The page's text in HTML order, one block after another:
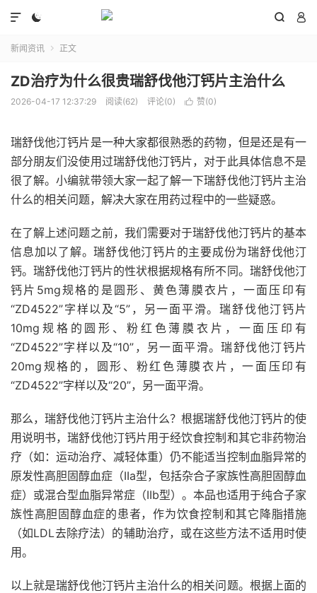
  

新闻资讯  正文
ZD治疗为什么很贵瑞舒伐他汀钙片主治什么
2026-04-17 12:37:29 阅读(62) 评论(0)  赞(0)
瑞舒伐他汀钙片是一种大家都很熟悉的药物，但是还是有一
部分朋友们没使用过瑞舒伐他汀钙片，对于此具体信息不是
很了解。小编就带领大家一起了解一下瑞舒伐他汀钙片主治
什么的相关问题，解决大家在用药过程中的一些疑惑。
在了解上述问题之前，我们需要对于瑞舒伐他汀钙片的基本
信息加以了解。瑞舒伐他汀钙片的主要成份为瑞舒伐他汀
钙。瑞舒伐他汀钙片的性状根据规格有所不同。瑞舒伐他汀
钙片5mg规格的是圆形、黄色薄膜衣片，一面压印有
“ZD4522”字样以及“5”，另一面平滑。瑞舒伐他汀钙片
10mg规格的圆形、粉红色薄膜衣片，一面压印有
“ZD4522”字样以及“10”，另一面平滑。瑞舒伐他汀钙片
20mg规格的，圆形、粉红色薄膜衣片，一面压印有
“ZD4522”字样以及“20”，另一面平滑。
那么，瑞舒伐他汀钙片主治什么？根据瑞舒伐他汀钙片的使
用说明书，瑞舒伐他汀钙片用于经饮食控制和其它非药物治
疗（如：运动治疗、减轻体重）仍不能适当控制血脂异常的
原发性高胆固醇血症（IIa型，包括杂合子家族性高胆固醇血
症）或混合型血脂异常症（IIb型）。本品也适用于纯合子家
族性高胆固醇血症的患者，作为饮食控制和其它降脂措施
（如LDL去除疗法）的辅助治疗，或在这些方法不适用时使
用。
以上就是瑞舒伐他汀钙片主治什么的相关问题。根据上面的